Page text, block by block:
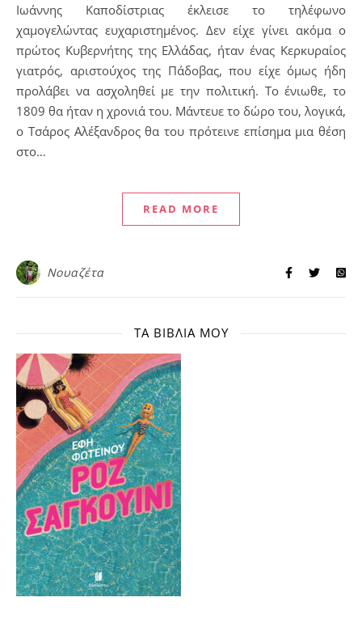
Ιωάννης Καποδίστριας έκλεισε το τηλέφωνο
χαμογελώντας ευχαριστημένος. Δεν είχε γίνει ακόμα ο
πρώτος Κυβερνήτης της Ελλάδας, ήταν ένας Κερκυραίος
γιατρός, αριστούχος της Πάδοβας, που είχε όμως ήδη
προλάβει να ασχοληθεί με την πολιτική. Το ένιωθε, το
1809 θα ήταν η χρονιά του. Μάντευε το δώρο του, λογικά,
ο Τσάρος Αλέξανδρος θα του πρότεινε επίσημα μια θέση
στο…
READ MORE
Νουαζέτα
ΤΑ ΒΙΒΛΊΑ ΜΟΥ